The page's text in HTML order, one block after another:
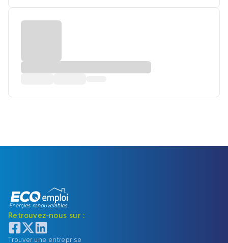
Retrouvez-nous sur :
Trouver une entreprise